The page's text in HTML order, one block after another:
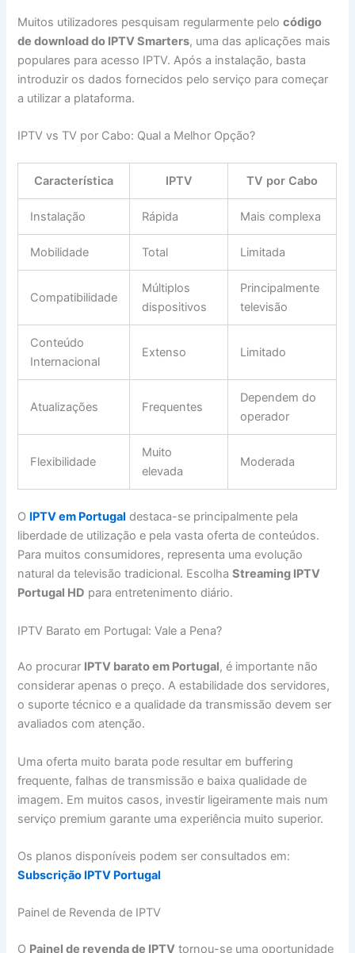
Muitos utilizadores pesquisam regularmente pelocódigo
de download do IPTV Smarters, uma das aplicações mais
populares para acesso IPTV. Após a instalação, basta
introduzir os dados fornecidos pelo serviço para começar
a utilizar a plataforma.
IPTV vs TV por Cabo: Qual a Melhor Opção?
Característica IPTV TV por Cabo
Instalação Rápida Mais complexa
Mobilidade Total Limitada
Compatibilidade
Múltiplos
dispositivos
Principalmente
televisão
Conteúdo
Internacional
Extenso Limitado
Atualizações Frequentes
Dependem do
operador
Flexibilidade
Muito
elevada
Moderada
O IPTV em Portugal destaca-se principalmente pela
liberdade de utilização e pela vasta oferta de conteúdos.
Para muitos consumidores, representa uma evolução
natural da televisão tradicional. EscolhaStreaming IPTV
Portugal HD para entretenimento diário.
IPTV Barato em Portugal: Vale a Pena?
Ao procurar IPTV barato em Portugal, é importante não
considerar apenas o preço. A estabilidade dos servidores,
o suporte técnico e a qualidade da transmissão devem ser
avaliados com atenção.
Uma oferta muito barata pode resultar em buffering
frequente, falhas de transmissão e baixa qualidade de
imagem. Em muitos casos, investir ligeiramente mais num
serviço premium garante uma experiência muito superior.
Os planos disponíveis podem ser consultados em:
Subscrição IPTV Portugal
Painel de Revenda de IPTV
O Painel de revenda de IPTV tornou-se uma oportunidade